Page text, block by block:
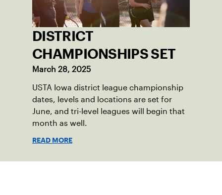
DISTRICT
CHAMPIONSHIPS SET
March 28, 2025
USTA Iowa district league championship
dates, levels and locations are set for
June, and tri-level leagues will begin that
month as well.
READ MORE